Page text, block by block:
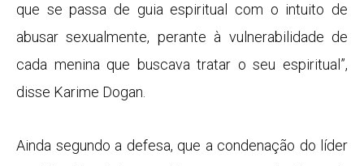
que se passa de guia espiritual com o intuito de
abusar sexualmente, perante à vulnerabilidade de
cada menina que buscava tratar o seu espiritual”,
disse Karime Dogan.
Ainda segundo a defesa, que a condenação do líder